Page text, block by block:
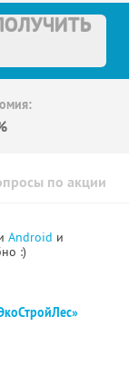
по акции
Android и
:)